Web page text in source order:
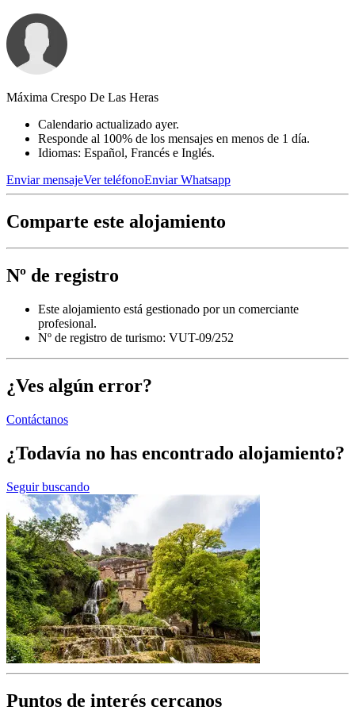
Máxima Crespo De Las Heras
Calendario actualizado ayer.
Responde al 100% de los mensajes en menos de 1 día.
Idiomas: Español, Francés e Inglés.
Enviar mensajeVer teléfonoEnviar Whatsapp
Comparte este alojamiento
Nº de registro
Este alojamiento está gestionado por un comerciante
profesional.
Nº de registro de turismo: VUT-09/252
¿Ves algún error?
Contáctanos
¿Todavía no has encontrado alojamiento?
Seguir buscando
Puntos de interés cercanos